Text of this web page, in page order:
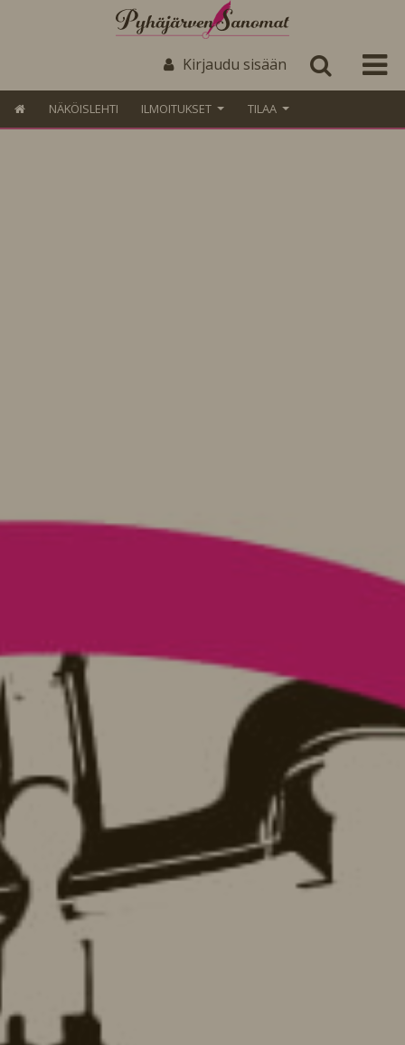
Kirjaudu sisään
NÄKÖISLEHTI ILMOITUKSET TILAA